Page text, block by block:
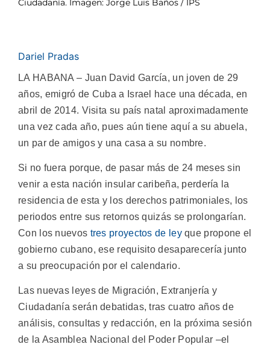
Ciudadanía. Imagen: Jorge Luis Baños / IPS
Dariel Pradas
LA HABANA – Juan David García, un joven de 29
años, emigró de Cuba a Israel hace una década, en
abril de 2014. Visita su país natal aproximadamente
una vez cada año, pues aún tiene aquí a su abuela,
un par de amigos y una casa a su nombre.
Si no fuera porque, de pasar más de 24 meses sin
venir a esta nación insular caribeña, perdería la
residencia de esta y los derechos patrimoniales, los
periodos entre sus retornos quizás se prolongarían.
Con los nuevos tres proyectos de leyque propone el
gobierno cubano, ese requisito desaparecería junto
a su preocupación por el calendario.
Las nuevas leyes de Migración, Extranjería y
Ciudadanía serán debatidas, tras cuatro años de
análisis, consultas y redacción, en la próxima sesión
de la Asamblea Nacional del Poder Popular –el